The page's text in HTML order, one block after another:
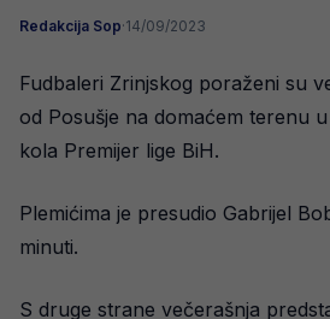
Redakcija Sop·14/09/2023
Fudbaleri Zrinjskog poraženi su
od Posušje na domaćem terenu
kola Premijer lige BiH.
Plemićima je presudio Gabrijel
minuti.
S druge strane večerašnja